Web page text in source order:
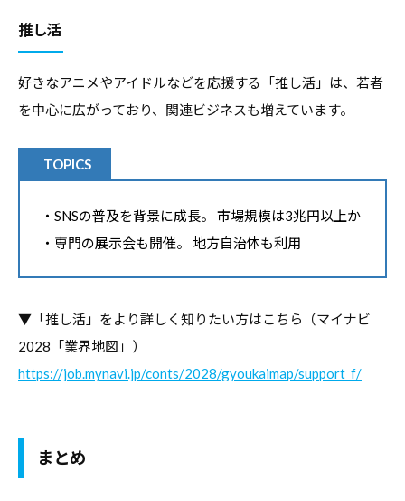
推し活
好きなアニメやアイドルなどを応援する「推し活」は、若者
を中心に広がっており、関連ビジネスも増えています。
TOPICS
・SNSの普及を背景に成長。 市場規模は3兆円以上か
・専門の展示会も開催。 地方自治体も利用
▼「推し活」をより詳しく知りたい方はこちら（マイナビ
2028「業界地図」）
https://job.mynavi.jp/conts/2028/gyoukaimap/support_f/
まとめ